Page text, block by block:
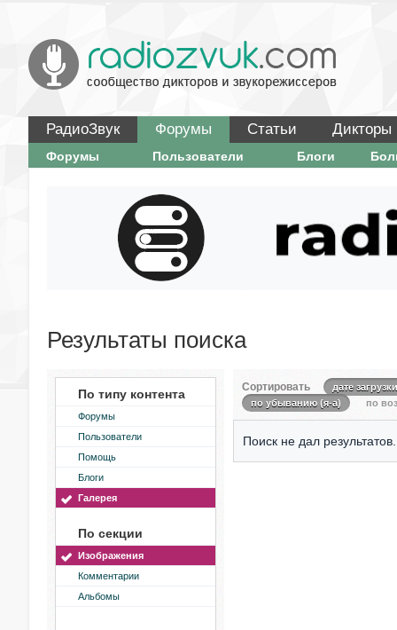
РадиоЗвук Форумы Статьи Дикторы
Форумы Пользователи Блоги
Результаты поиска
По типу контента
Форумы
Пользователи
Помощь
Блоги
Галерея
По секции
Изображения
Комментарии
Альбомы
Сортировать
дате загрузки
по убыванию (я-а)
по
Поиск не дал результатов.